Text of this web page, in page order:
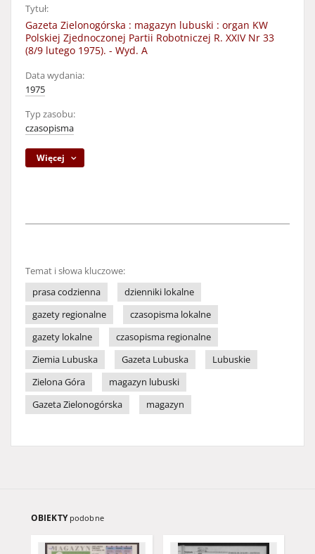
Tytuł:
Gazeta Zielonogórska : magazyn lubuski : organ KW
Polskiej Zjednoczonej Partii Robotniczej R. XXIV Nr 33
(8/9 lutego 1975). - Wyd. A
Data wydania:
1975
Typ zasobu:
czasopisma
Więcej
Temat i słowa kluczowe:
prasa codzienna
dzienniki lokalne
gazety regionalne
czasopisma lokalne
gazety lokalne
czasopisma regionalne
Ziemia Lubuska
Gazeta Lubuska
Lubuskie
Zielona Góra
magazyn lubuski
Gazeta Zielonogórska
magazyn
OBIEKTY podobne